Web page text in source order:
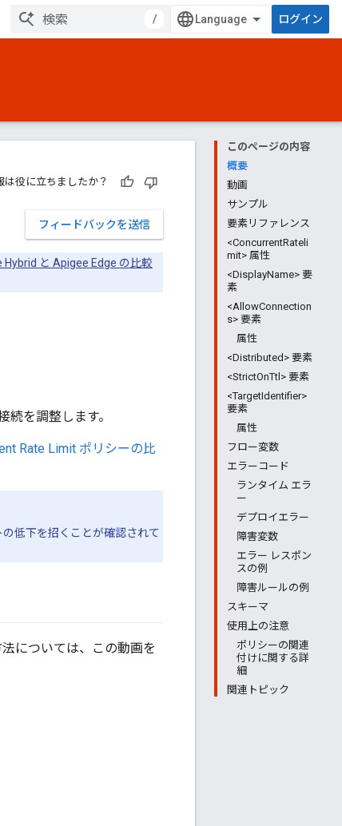
/ ログイン
このページの内容
概要
動画
サンプル
要素リファレンス
<ConcurrentRateli
mit> 属性
<DisplayName> 要
素
<AllowConnection
s> 要素
属性
<Distributed> 要素
<StrictOnTtl> 要素
<TargetIdentifier>
要素
属性
フロー変数
エラーコード
ランタイム エラ
ー
デプロイエラー
障害変数
エラー レスポン
スの例
障害ルールの例
スキーマ
使用上の注意
ポリシーの関連
付けに関する詳
細
関連トピック
は役に立ちましたか？
フィードバックを送信
Hybrid と Apigee Edge の比較
を調整します。
Rate Limit ポリシーの比
低下を招くことが確認されて
については、この動画を